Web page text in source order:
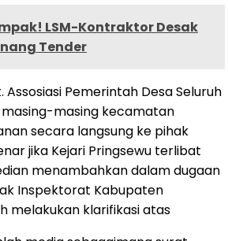
LSM-Kontraktor Desak
Tender
Pemerintah Desa Seluruh
masing-masing kecamatan
secara langsung ke pihak
jika Kejari Pringsewu terlibat
menambahkan dalam dugaan
Inspektorat Kabupaten
melakukan klarifikasi atas